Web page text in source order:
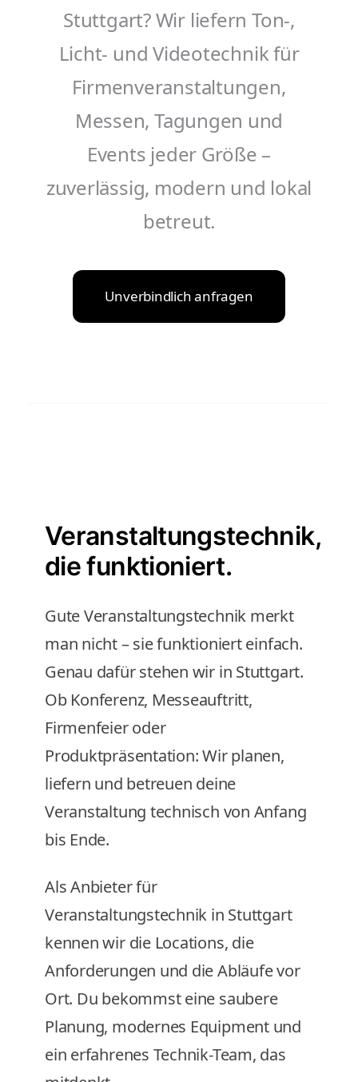
Stuttgart? Wir liefern Ton-,
Licht- und Videotechnik für
Firmenveranstaltungen,
Messen, Tagungen und
Events jeder Größe –
zuverlässig, modern und lokal
betreut.
Unverbindlich anfragen
Veranstaltungstechnik,
die funktioniert.
Gute Veranstaltungstechnik merkt
man nicht – sie funktioniert einfach.
Genau dafür stehen wir in Stuttgart.
Ob Konferenz, Messeauftritt,
Firmenfeier oder
Produktpräsentation: Wir planen,
liefern und betreuen deine
Veranstaltung technisch von Anfang
bis Ende.
Als Anbieter für
Veranstaltungstechnik in Stuttgart
kennen wir die Locations, die
Anforderungen und die Abläufe vor
Ort. Du bekommst eine saubere
Planung, modernes Equipment und
ein erfahrenes Technik-Team, das